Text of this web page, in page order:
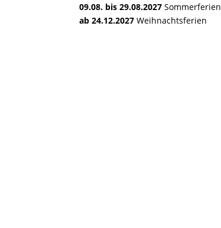
09.08. bis 29.08.2027 Sommerferien
ab 24.12.2027 Weihnachtsferien